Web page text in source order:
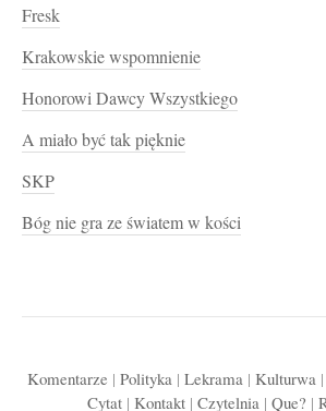
Fresk
Krakowskie wspomnienie
Honorowi Dawcy Wszystkiego
A miało być tak pięknie
SKP
Bóg nie gra ze światem w kości
Komentarze | Polityka| Lekrama| Kulturwa|
Cytat| Kontakt| Czytelnia| Que? |